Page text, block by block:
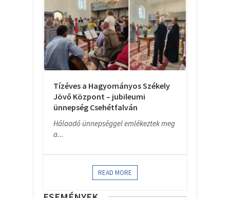
Tízéves a Hagyományos Székely
Jövő Központ – jubileumi
ünnepség Csehétfalván
Hálaadó ünnepséggel emlékeztek meg
a...
READ MORE